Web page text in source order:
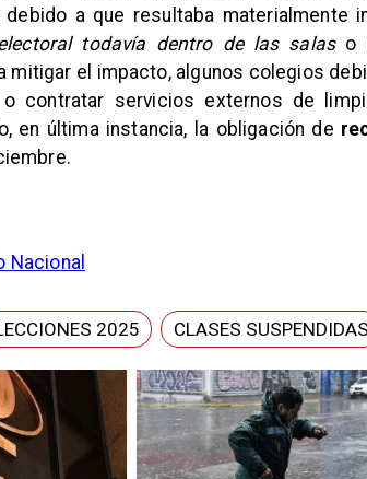
a que resultaba materialmente
todavía dentro de las salaso
mitigar el impacto, algunos colegios
o contratar servicios externos de
en última instancia, la obligación de
Nacional
2025 CLASES SUSPENDIDAS